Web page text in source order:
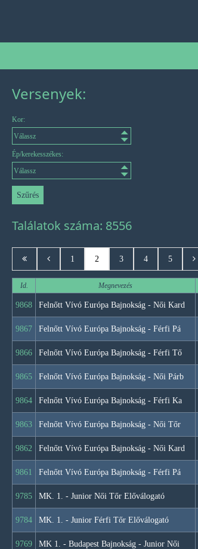
Versenyek:
Kor:
Ép/kerekesszékes:
Találatok száma: 8556
1 2 3 4 5
Id. Megnevezés
9868 Felnőtt Vívó Európa Bajnokság - Női Kard
9867 Felnőtt Vívó Európa Bajnokság - Férfi Pá
9866 Felnőtt Vívó Európa Bajnokság - Férfi Tő
9865 Felnőtt Vívó Európa Bajnokság - Női Párb
9864 Felnőtt Vívó Európa Bajnokság - Férfi Ka
9863 Felnőtt Vívó Európa Bajnokság - Női Tőr
9862 Felnőtt Vívó Európa Bajnokság - Női Kard
9861 Felnőtt Vívó Európa Bajnokság - Férfi Pá
9785 MK. 1. - Junior Női Tőr Előválogató
9784 MK. 1. - Junior Férfi Tőr Előválogató
9769 MK 1. - Budapest Bajnokság - Junior Női